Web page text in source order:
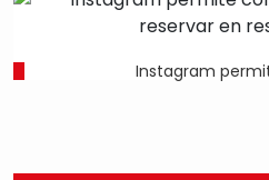
Instagram